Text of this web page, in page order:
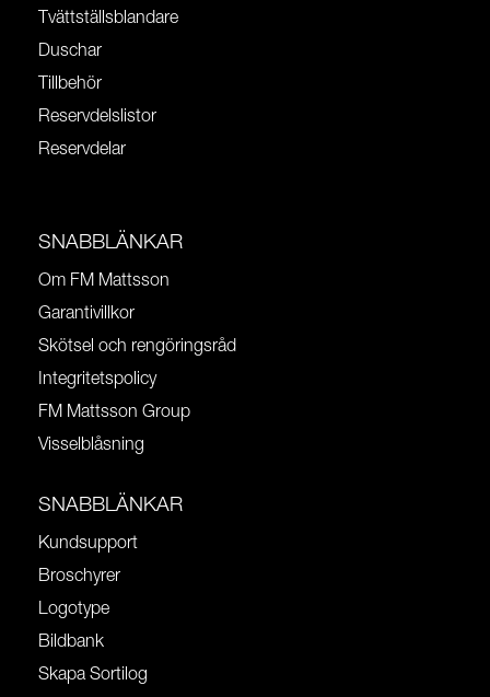
Tvättställsblandare
Duschar
Tillbehör
Reservdelslistor
Reservdelar
SNABBLÄNKAR
Om FM Mattsson
Garantivillkor
Skötsel och rengöringsråd
Integritetspolicy
FM Mattsson Group
Visselblåsning
SNABBLÄNKAR
Kundsupport
Broschyrer
Logotype
Bildbank
Skapa Sortilog